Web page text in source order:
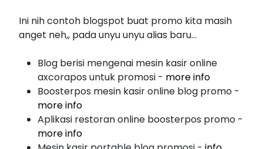
Ini nih contoh blogspot buat promo kita masih
anget neh,, pada unyu unyu alias baru...
Blog berisi mengenai mesin kasir online
axcorapos untuk promosi - more info
Boosterpos mesin kasir online blog promo -
more info
Aplikasi restoran online boosterpos promo -
more info